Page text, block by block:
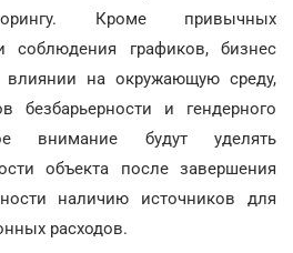
Кроме привычных
графиков, бизнес
влиянии на окружающую среду,
безбарьерности и гендерного
внимание будут уделять
объекта после завершения
наличию источников для
расходов.